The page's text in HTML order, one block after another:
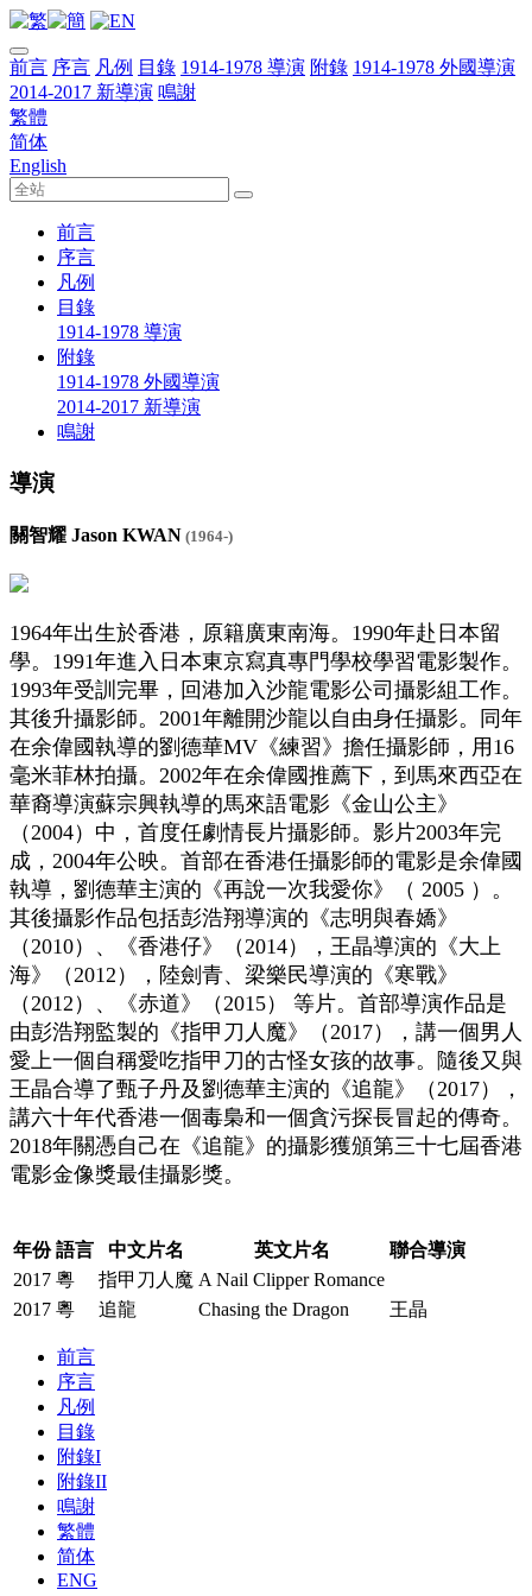
前言 序言 凡例 目錄 1914-1978 導演 附錄 1914-1978 外國導演
2014-2017 新導演 鳴謝
繁體
简体
English
前言
序言
凡例
目錄
1914-1978 導演
附錄
1914-1978 外國導演
2014-2017 新導演
鳴謝
導演
關智耀 Jason KWAN (1964-)
1964年出生於香港，原籍廣東南海。1990年赴日本留
學。1991年進入日本東京寫真專門學校學習電影製作。
1993年受訓完畢，回港加入沙龍電影公司攝影組工作。
其後升攝影師。2001年離開沙龍以自由身任攝影。同年
在余偉國執導的劉德華MV《練習》擔任攝影師，用16
毫米菲林拍攝。2002年在余偉國推薦下，到馬來西亞在
華裔導演蘇宗興執導的馬來語電影《金山公主》
（2004）中，首度任劇情長片攝影師。影片2003年完
成，2004年公映。首部在香港任攝影師的電影是余偉國
執導，劉德華主演的《再說一次我愛你》（ 2005 ）。
其後攝影作品包括彭浩翔導演的《志明與春嬌》
（2010）、《香港仔》（2014），王晶導演的《大上
海》（2012），陸劍青、梁樂民導演的《寒戰》
（2012）、《赤道》（2015） 等片。首部導演作品是
由彭浩翔監製的《指甲刀人魔》（2017），講一個男人
愛上一個自稱愛吃指甲刀的古怪女孩的故事。隨後又與
王晶合導了甄子丹及劉德華主演的《追龍》（2017），
講六十年代香港一個毒梟和一個貪污探長冒起的傳奇。
2018年關憑自己在《追龍》的攝影獲頒第三十七屆香港
電影金像獎最佳攝影獎。
年份 語言 中文片名 英文片名
聯合導演
2017 粵 指甲刀人魔 A Nail Clipper Romance
2017 粵 追龍 Chasing the Dragon 王晶
前言
序言
凡例
目錄
附錄I
附錄II
鳴謝
繁體
简体
ENG